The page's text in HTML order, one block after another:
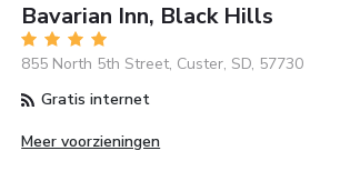
Bavarian Inn, Black Hills
855 North 5th Street, Custer, SD, 57730
Gratis internet
Meer voorzieningen